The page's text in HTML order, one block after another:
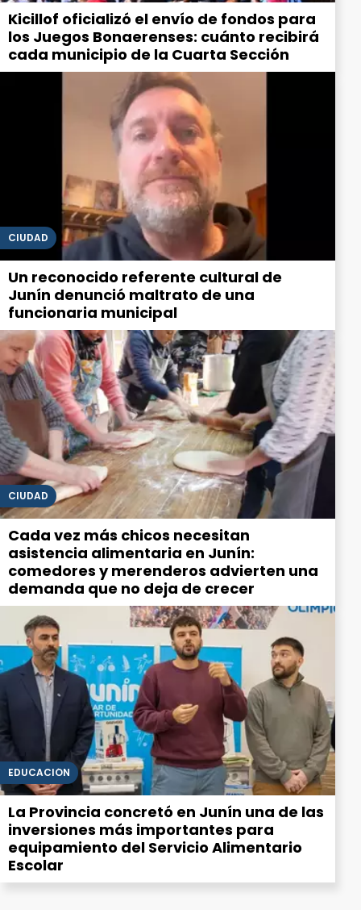
Kicillof oficializó el envío de fondos para
los Juegos Bonaerenses: cuánto recibirá
cada municipio de la Cuarta Sección
CIUDAD
Un reconocido referente cultural de
Junín denunció maltrato de una
funcionaria municipal
CIUDAD
Cada vez más chicos necesitan
asistencia alimentaria en Junín:
comedores y merenderos advierten una
demanda que no deja de crecer
EDUCACIÓN
La Provincia concretó en Junín una de las
inversiones más importantes para
equipamiento del Servicio Alimentario
Escolar